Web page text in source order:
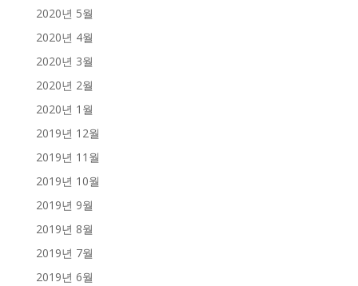
2020년 5월
2020년 4월
2020년 3월
2020년 2월
2020년 1월
2019년 12월
2019년 11월
2019년 10월
2019년 9월
2019년 8월
2019년 7월
2019년 6월